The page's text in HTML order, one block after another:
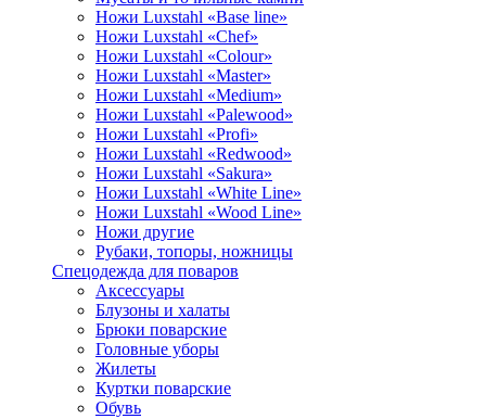
Ножи Luxstahl «Base line»
Ножи Luxstahl «Chef»
Ножи Luxstahl «Colour»
Ножи Luxstahl «Master»
Ножи Luxstahl «Medium»
Ножи Luxstahl «Palewood»
Ножи Luxstahl «Profi»
Ножи Luxstahl «Redwood»
Ножи Luxstahl «Sakura»
Ножи Luxstahl «White Line»
Ножи Luxstahl «Wood Line»
Ножи другие
Рубаки, топоры, ножницы
Спецодежда для поваров
Аксессуары
Блузоны и халаты
Брюки поварские
Головные уборы
Жилеты
Куртки поварские
Обувь